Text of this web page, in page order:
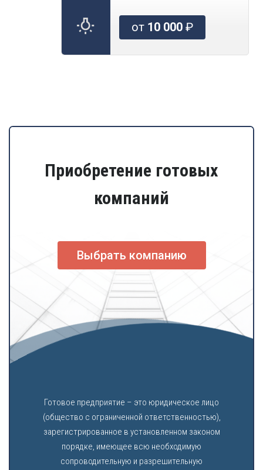
от 10 000₽
Приобретение готовых
компаний
Выбрать компанию
Готовое предприятие – это юридическое лицо
(общество с ограниченной ответственностью),
зарегистрированное в установленном законом
порядке, имеющее всю необходимую
сопроводительную и разрешительную